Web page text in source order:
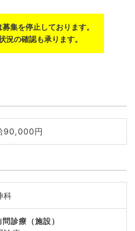
集を停止しております。
況の確認も承ります。
90,000円
科
問診療（施設）